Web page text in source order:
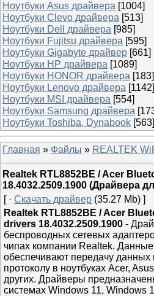
Ноутбуки Asus драйвера [1004]
Ноутбуки Clevo драйвера [513]
Ноутбуки Dell драйвера [985]
Ноутбуки Fujitsu драйвера [595]
Ноутбуки Gigabyte драйвер [661]
Ноутбуки HP драйвера [1089]
Ноутбуки HONOR драйвера [183]
Ноутбуки Lenovo драйвера [1142]
Ноутбуки MSI драйвера [554]
Ноутбуки Samsung драйвера
Ноутбуки Toshiba, Dynabook [563]
Главная » Файлы » REALTEK
Realtek RTL8852BE / Acer
18.4032.2509.1900 (Драйвера
[ · Скачать драйвер (35.27 Mb) ]
Realtek RTL8852BE / Acer
drivers 18.4032.2509.1900 -
беспроводных сетевых
чипах компании Realtek.
обеспечивают передачу данных
протоколу в ноутбуках Acer,
других. Драйверы
системах Windows 11, Windows